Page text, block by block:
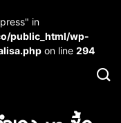
in
public_html/wp-
on line 294